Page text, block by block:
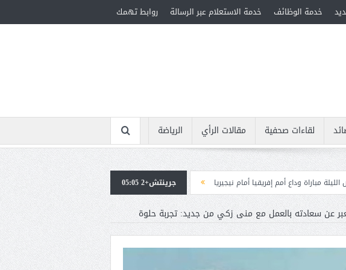
خدمة الوظائف خدمة الاستعلام عبر الرسالة روابط تهمك
لقاءات صحفية مقالات الرأي
الرياضة
أمام نيجيريا
استقبال جماهيرى حاشد لمحمد صلاح لدى وصوله إلى تركيا لإتمام انتقاله إلى
جرينتش+2 05:05
عن سعادته بالعمل مع منى زكي من جديد: تجربة حلوة